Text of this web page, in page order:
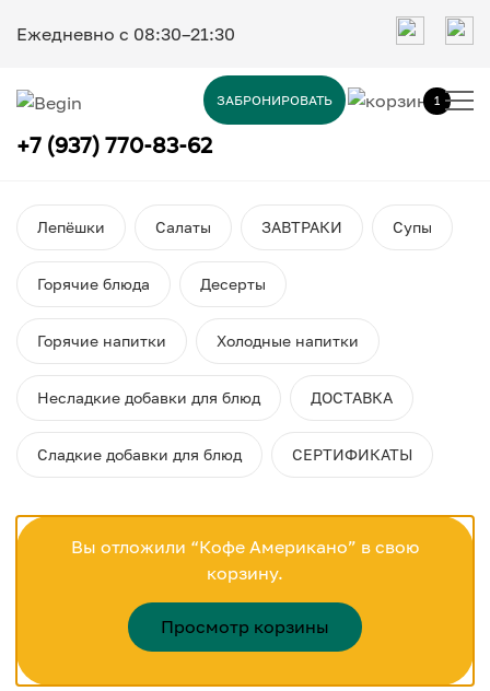
Ежедневно c 08:30–21:30
ЗАБРОНИРОВАТЬ 1
+7 (937) 770-83-62
Лепёшки Салаты ЗАВТРАКИ Супы
Горячие блюда Десерты
Горячие напитки Холодные напитки
Несладкие добавки для блюд ДОСТАВКА
Сладкие добавки для блюд СЕРТИФИКАТЫ
Вы отложили “Кофе Американо” в свою
корзину.
Просмотр корзины